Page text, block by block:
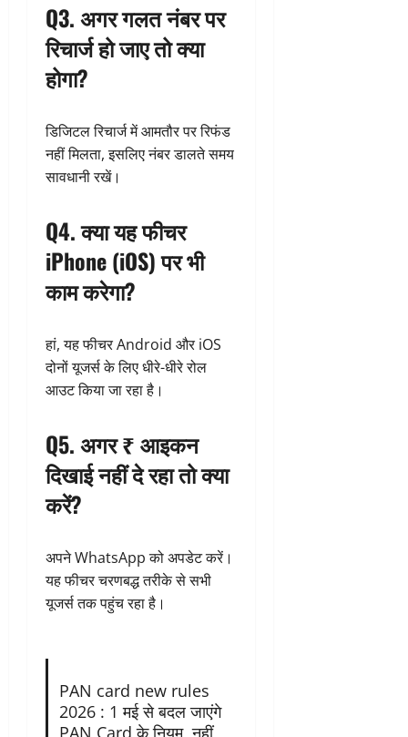
Q3. अगर गलत नंबर पर
रिचार्ज हो जाए तो क्या
होगा?
डिजिटल रिचार्ज में आमतौर पर रिफंड
नहीं मिलता, इसलिए नंबर डालते समय
सावधानी रखें।
Q4. क्या यह फीचर
iPhone (iOS) पर भी
काम करेगा?
हां, यह फीचर Android और iOS
दोनों यूजर्स के लिए धीरे-धीरे रोल
आउट किया जा रहा है।
Q5. अगर ₹ आइकन
दिखाई नहीं दे रहा तो क्या
करें?
अपने WhatsApp को अपडेट करें।
यह फीचर चरणबद्ध तरीके से सभी
यूजर्स तक पहुंच रहा है।
PAN card new rules
2026 : 1 मई से बदल जाएंगे
PAN Card के नियम, नहीं